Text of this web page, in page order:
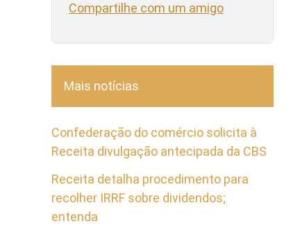
Compartilhe com um amigo
Mais notícias
Confederação do comércio solicita à
Receita divulgação antecipada da CBS
Receita detalha procedimento para
recolher IRRF sobre dividendos;
entenda